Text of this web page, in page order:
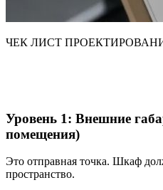
ЧЕК ЛИСТ
Уровень 1: Внешние
помещения)
Это отправная точка. Шкаф
пространство.